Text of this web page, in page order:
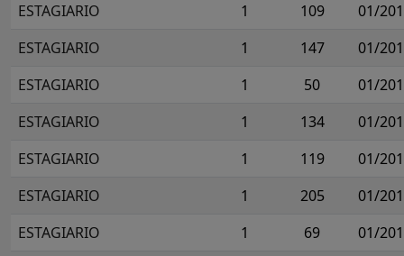
ESTAGIARIO
1 109
01/
ESTAGIARIO
1 147
01/
ESTAGIARIO
1 50
01/
ESTAGIARIO
1 134
01/
ESTAGIARIO
1 119
01/
ESTAGIARIO
1 205
01/
ESTAGIARIO
1 69
01/